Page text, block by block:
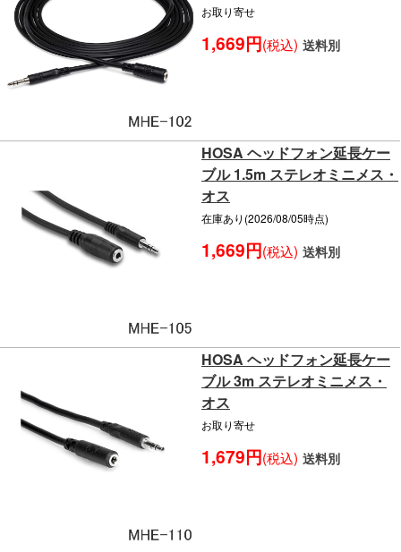
お取り寄せ
1,669円(税込) 送料別
HOSA ヘッドフォン延長ケー
ブル 1.5m ステレオミニメス・
オス
在庫あり(2026/08/05時点)
1,669円(税込) 送料別
HOSA ヘッドフォン延長ケー
ブル 3m ステレオミニメス・
オス
お取り寄せ
1,679円(税込) 送料別